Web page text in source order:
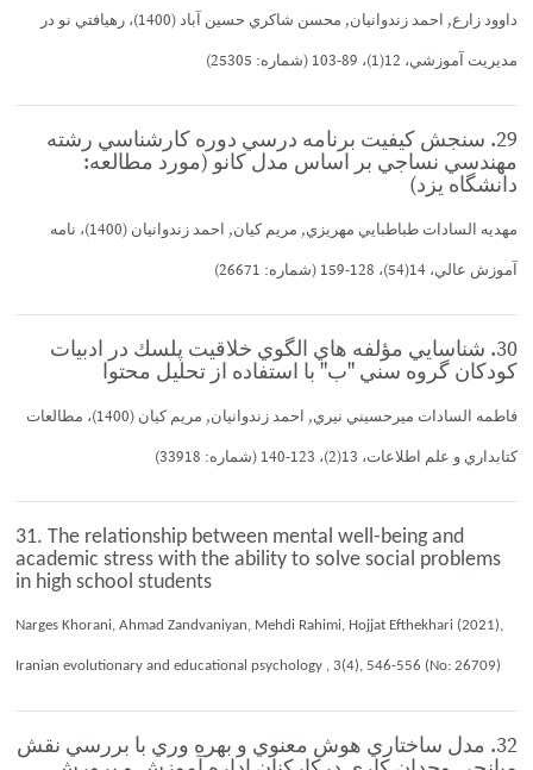
داوود زارع, احمد زندوانيان, محسن شاكري حسين آباد (1400)، رهيافتي نو در
مديريت آموزشي، 12(1)، 89-103 (شماره: 25305)
29. سنجش كيفيت برنامه درسي دوره كارشناسي رشته
مهندسي نساجي بر اساس مدل كانو (مورد مطالعه:
دانشگاه يزد)
مهديه السادات طباطبايي مهريزي, مريم كيان, احمد زندوانيان (1400)، نامه
آموزش عالي، 14(54)، 128-159 (شماره: 26671)
30. شناسايي مؤلفه هاي الگوي خلاقيت پلسك در ادبيات
كودكان گروه سني "ب" با استفاده از تحليل محتوا
فاطمه السادات ميرحسيني نيري, احمد زندوانيان, مريم كيان (1400)، مطالعات
كتابداري و علم اطلاعات، 13(2)، 123-140 (شماره: 33918)
31. The relationship between mental well-being and
academic stress with the ability to solve social problems
in high school students
Narges Khorani, Ahmad Zandvaniyan, Mehdi Rahimi, Hojjat Efthekhari (2021),
Iranian evolutionary and educational psychology , 3(4), 546-556 (No: 26709)
32. مدل ساختاري هوش معنوي و بهره وري با بررسي نقش